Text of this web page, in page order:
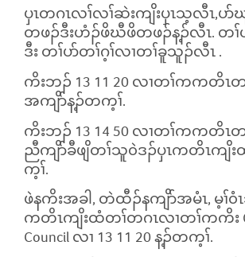
ပှၤတဂၤလၢ်လၢ်ဆဲးကျိးပှၤသ့လီၤ,ပ
တဖၣ်ဒီးဟံၣ်ဖိဃီဖိတဖၣ်န့ၣ်လီၤ.
ဒီး တၢ်ပာ်တၢ်ဂ့ၢ်လၢတၢ်ခူသူၣ်လီၤ .
ကိးဘၣ် 13 11 20 လၢတၢ်ကကတိၤတ
အကျိာ်န့ၣ်တက့ၢ်.
ကိးဘၣ် 13 14 50 လၢတၢ်ကကတိၤတ
ညီကျိာ်ခီဖျိတၢ်သူ၀ဲဒၣ်ပှၤကတိၤကျိ
က့ၢ်.
ဖဲနကိးအခါ, တဲထီၣ်နကျိာ်အမံၤ, မ့ၢ်
ကတိၤကျိးထံတၢ်တဂၤလၢတၢ်ကကိး
Council လၢ 13 11 20 န့ၣ်တက့ၢ်.